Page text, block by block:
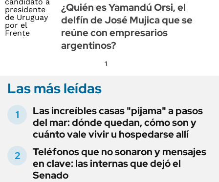
¿Quién es Yamandú Orsi, el
delfín de José Mujica que se
reúne con empresarios
argentinos?
1
Las más leídas
Las increíbles casas "pijama" a pasos
del mar: dónde quedan, cómo son y
cuánto vale vivir u hospedarse allí
Teléfonos que no sonaron y mensajes
en clave: las internas que dejó el
Senado